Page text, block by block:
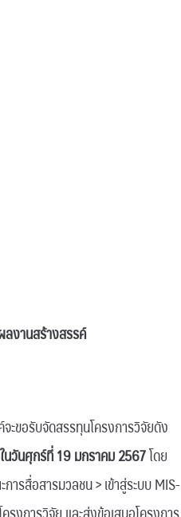
งานสร้างสรรค์
ะขอรับจัดสรรทุนโครงการวิจัยดัง
นวันศุกร์ที่19มกราคม2567โดย
ารสื่อสารมวลชน > เข้าสู่ระบบ MIS-